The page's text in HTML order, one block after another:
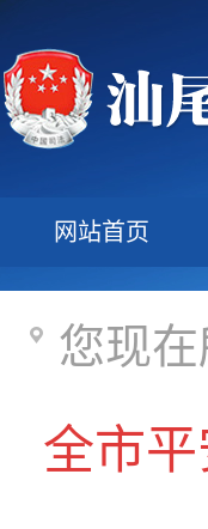
网站首页
您现
全市